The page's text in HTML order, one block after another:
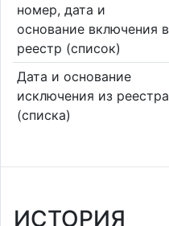
номер, дата и
основание включения в
реестр (список)
Дата и основание
исключения из реестра
(списка)
ИСТОРИЯ